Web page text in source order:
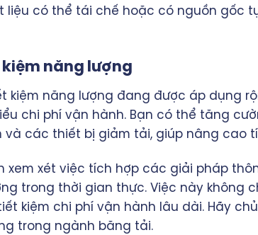
liệu có thể tái chế hoặc có nguồn gốc
năng lượng
kiệm năng lượng đang được áp dụng
chi phí vận hành. Bạn có thể tăng
và các thiết bị giảm tải, giúp nâng cao
xem xét việc tích hợp các giải pháp
trong thời gian thực. Việc này không
kiệm chi phí vận hành lâu dài. Hãy
trong ngành băng tải.